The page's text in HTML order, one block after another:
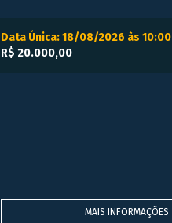
Data Única: 18/08/2026 às 10:00
R$ 20.000,00
MAIS INFORMAÇÕES